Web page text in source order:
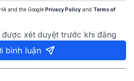
and the Google Privacy Policy and Terms of
xét duyệt trước khi đăng
bình luận